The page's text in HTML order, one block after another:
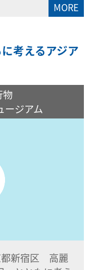
MORE
考えるアジア
物
ージアム
都新宿区 高麗